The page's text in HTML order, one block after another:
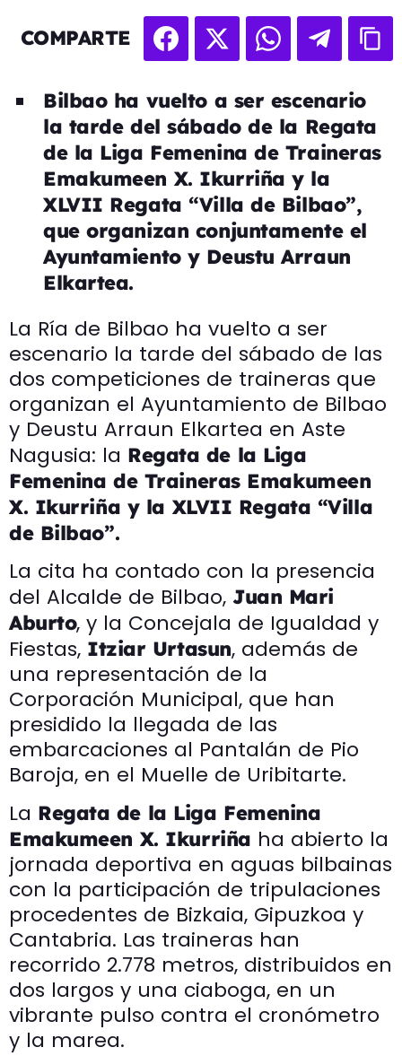
COMPARTE
Bilbao ha vuelto a ser escenario
la tarde del sábado de la Regata
de la Liga Femenina de Traineras
Emakumeen X. Ikurriña y la
XLVII Regata “Villa de Bilbao”,
que organizan conjuntamente el
Ayuntamiento y Deustu Arraun
Elkartea.
La Ría de Bilbao ha vuelto a ser
escenario la tarde del sábado de las
dos competiciones de traineras que
organizan el Ayuntamiento de Bilbao
y Deustu Arraun Elkartea en Aste
Nagusia: la Regata de la Liga
Femenina de Traineras Emakumeen
X. Ikurriña y la XLVII Regata “Villa
de Bilbao”.
La cita ha contado con la presencia
del Alcalde de Bilbao, Juan Mari
Aburto, y la Concejala de Igualdad y
Fiestas, Itziar Urtasun, además de
una representación de la
Corporación Municipal, que han
presidido la llegada de las
embarcaciones al Pantalán de Pio
Baroja, en el Muelle de Uribitarte.
La Regata de la Liga Femenina
Emakumeen X. Ikurriña ha abierto la
jornada deportiva en aguas bilbainas
con la participación de tripulaciones
procedentes de Bizkaia, Gipuzkoa y
Cantabria. Las traineras han
recorrido 2.778 metros, distribuidos en
dos largos y una ciaboga, en un
vibrante pulso contra el cronómetro
y la marea.